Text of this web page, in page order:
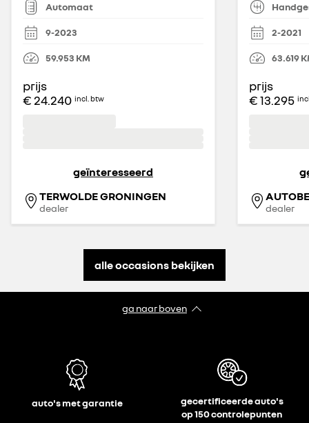
Automaat
9-2023
59.953 KM
prijs
€ 24.240 incl. btw
geïnteresseerd
TERWOLDE GRONINGEN
dealer
2-2021
63.619
prijs
€ 13.295
dealer
alle occasions bekijken
ga naar boven
auto's met garantie
gecertificeerde auto's
op 150 controlepunten